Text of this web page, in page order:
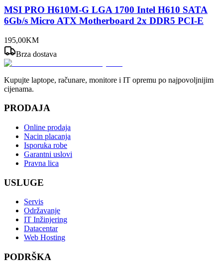
MSI PRO H610M-G LGA 1700 Intel H610 SATA
6Gb/s Micro ATX Motherboard 2x DDR5 PCI-E
195,00KM
Brza dostava
Kupujte laptope, računare, monitore i IT opremu po najpovoljnijim
cijenama.
PRODAJA
Online prodaja
Nacin placanja
Isporuka robe
Garantni uslovi
Pravna lica
USLUGE
Servis
Održavanje
IT Inžinjering
Datacentar
Web Hosting
PODRŠKA